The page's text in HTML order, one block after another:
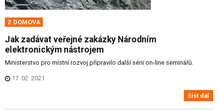
Z DOMOVA
Jak zadávat veřejné zakázky Národním
elektronickým nástrojem
Ministerstvo pro místní rozvoj připravilo další sérii on-line seminářů.
17. 02. 2021
číst dál